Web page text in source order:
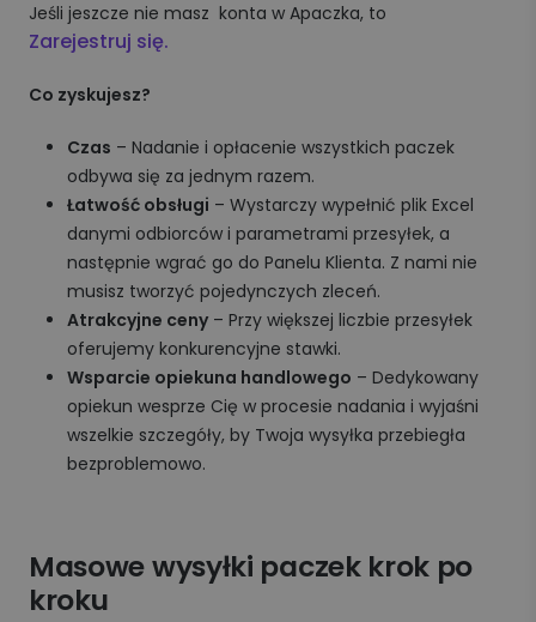
Jeśli jeszcze nie masz konta w Apaczka, to
Zarejestruj się.
Co zyskujesz?
Czas – Nadanie i opłacenie wszystkich paczek
odbywa się za jednym razem.
Łatwość obsługi – Wystarczy wypełnić plik Excel
danymi odbiorców i parametrami przesyłek, a
następnie wgrać go do Panelu Klienta. Z nami nie
musisz tworzyć pojedynczych zleceń.
Atrakcyjne ceny – Przy większej liczbie przesyłek
oferujemy konkurencyjne stawki.
Wsparcie opiekuna handlowego – Dedykowany
opiekun wesprze Cię w procesie nadania i wyjaśni
wszelkie szczegóły, by Twoja wysyłka przebiegła
bezproblemowo.
Masowe wysyłki paczek krok po
kroku